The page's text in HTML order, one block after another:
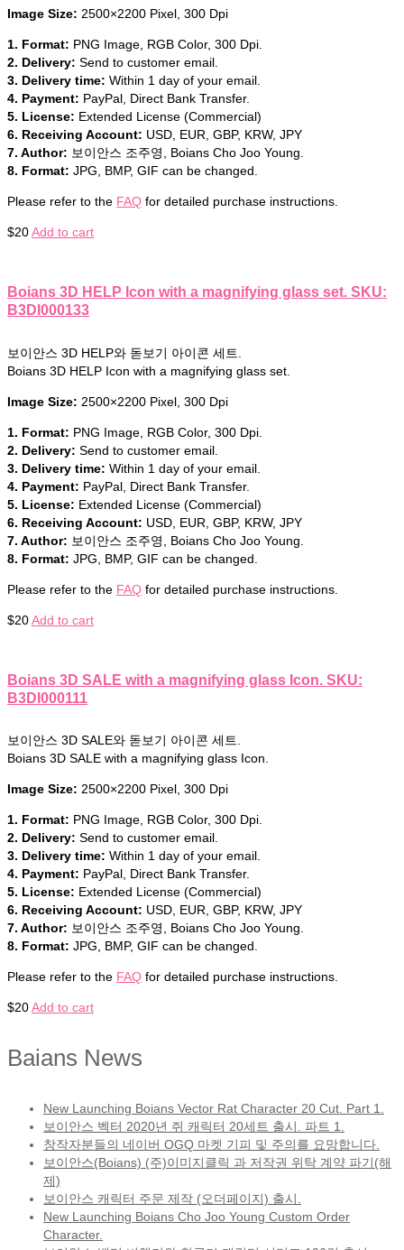
Image Size: 2500×2200 Pixel, 300 Dpi
1. Format: PNG Image, RGB Color, 300 Dpi.
2. Delivery: Send to customer email.
3. Delivery time: Within 1 day of your email.
4. Payment: PayPal, Direct Bank Transfer.
5. License: Extended License (Commercial)
6. Receiving Account: USD, EUR, GBP, KRW, JPY
7. Author: 보이안스 조주영, Boians Cho Joo Young.
8. Format: JPG, BMP, GIF can be changed.
Please refer to the FAQ for detailed purchase instructions.
$20Add to cart
Boians 3D HELP Icon with a magnifying glass set. SKU:
B3DI000133
보이안스 3D HELP와 돋보기 아이콘 세트.
Boians 3D HELP Icon with a magnifying glass set.
Image Size: 2500×2200 Pixel, 300 Dpi
1. Format: PNG Image, RGB Color, 300 Dpi.
2. Delivery: Send to customer email.
3. Delivery time: Within 1 day of your email.
4. Payment: PayPal, Direct Bank Transfer.
5. License: Extended License (Commercial)
6. Receiving Account: USD, EUR, GBP, KRW, JPY
7. Author: 보이안스 조주영, Boians Cho Joo Young.
8. Format: JPG, BMP, GIF can be changed.
Please refer to the FAQ for detailed purchase instructions.
$20Add to cart
Boians 3D SALE with a magnifying glass Icon. SKU:
B3DI000111
보이안스 3D SALE와 돋보기 아이콘 세트.
Boians 3D SALE with a magnifying glass Icon.
Image Size: 2500×2200 Pixel, 300 Dpi
1. Format: PNG Image, RGB Color, 300 Dpi.
2. Delivery: Send to customer email.
3. Delivery time: Within 1 day of your email.
4. Payment: PayPal, Direct Bank Transfer.
5. License: Extended License (Commercial)
6. Receiving Account: USD, EUR, GBP, KRW, JPY
7. Author: 보이안스 조주영, Boians Cho Joo Young.
8. Format: JPG, BMP, GIF can be changed.
Please refer to the FAQ for detailed purchase instructions.
$20Add to cart
Baians News
New Launching Boians Vector Rat Character 20 Cut. Part 1.
보이안스 벡터 2020년 쥐 캐릭터 20세트 출시. 파트 1.
창작자분들의 네이버 OGQ 마켓 기피 및 주의를 요망합니다.
보이안스(Boians) (주)이미지클릭 과 저작권 위탁 계약 파기(해
제)
보이안스 캐릭터 주문 제작 (오더페이지) 출시.
New Launching Boians Cho Joo Young Custom Order
Character.